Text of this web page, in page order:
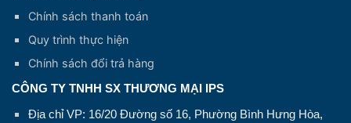
Chính sách thanh toán
Quy trình thực hiện
Chính sách đổi trả hàng
CÔNG TY TNHH SX THƯƠNG MẠI IPS
Địa chỉ VP: 16/20 Đường số 16, Phường Bình Hưng Hòa,